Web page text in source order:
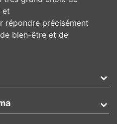
et
répondre précisément
bien-être et de